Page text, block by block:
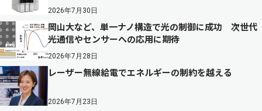
2026年7月30日
岡山大など、単一ナノ構造で光の制御に成功 次世代
光通信やセンサーへの応用に期待
2026年7月28日
レーザー無線給電でエネルギーの制約を越える
2026年7月23日